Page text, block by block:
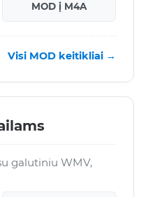
MOD į M4A
Visi MOD keitikliai →
galutiniu WMV,